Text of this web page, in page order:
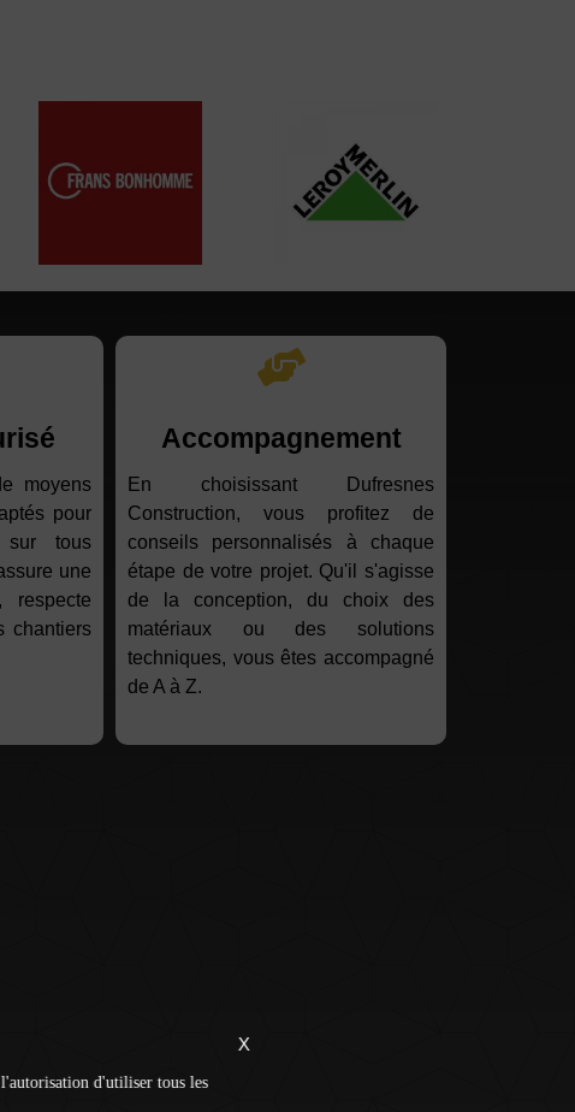
moyens
pour
sur tous
une
respecte
chantiers
Accompagnement
En choisissant Dufresnes
Construction, vous profitez de
conseils personnalisés à chaque
étape de votre projet. Qu'il s'agisse
de la conception, du choix des
matériaux ou des solutions
techniques, vous êtes accompagné
de A à Z.
X
d'utiliser tous les